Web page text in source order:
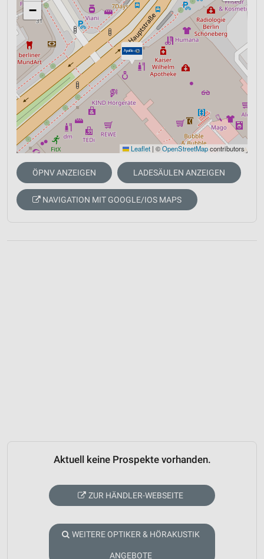
−
Leaflet | ©OpenStreetMapcontributors
ÖPNV ANZEIGEN LADESÄULEN ANZEIGEN
NAVIGATION MIT GOOGLE/IOS MAPS
Aktuell keine Prospekte vorhanden.
ZUR HÄNDLER-WEBSEITE
WEITERE OPTIKER & HÖRAKUSTIK
ANGEBOTE